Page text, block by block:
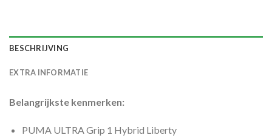
BESCHRIJVING
EXTRA INFORMATIE
Belangrijkste kenmerken:
PUMA ULTRA Grip 1 Hybrid Liberty